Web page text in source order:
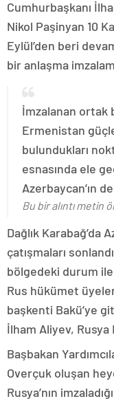
Cumhurbaşkanı
Nikol Paşinyan 10
Eylül’den beri
bir anlaşma
İmzalanan ortak
Ermenistan
bulundukları
esnasında ele
Azerbaycan’ın
Bu bir alıntı metin
Dağlık Karabağ’da
çatışmaları
bölgedeki durum
Rus hükümet
başkenti Bakü’ye
İlham Aliyev, Rusya
Başbakan
Overçuk oluşan
Rusya’nın